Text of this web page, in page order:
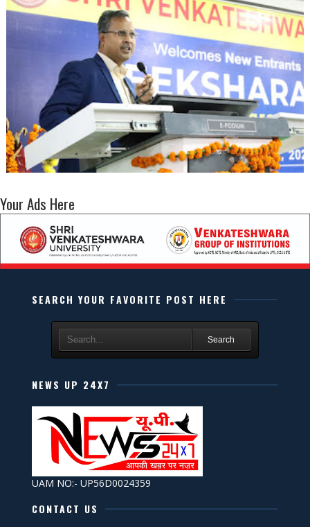
Your Ads Here
SEARCH YOUR FAVORITE POST HERE
Search
NEWS UP 24X7
UAM NO:- UP56D0024359
CONTACT US